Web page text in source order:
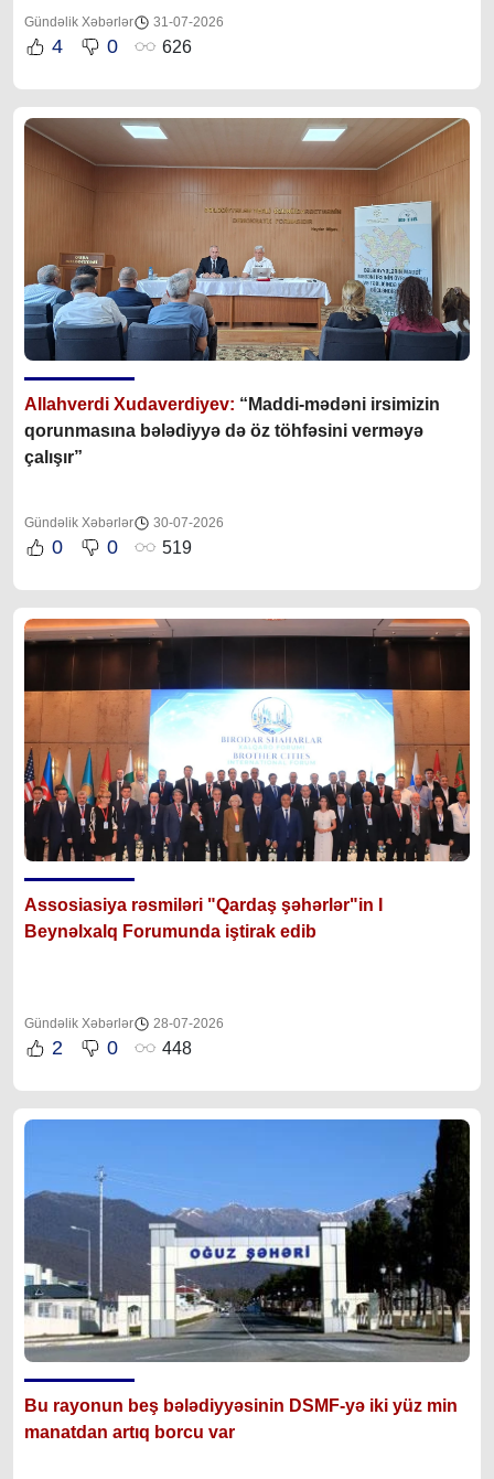
Gündəlik Xəbərlər 31-07-2026
4 0 626
Allahverdi Xudaverdiyev: “Maddi-mədəni irsimizin
qorunmasına bələdiyyə də öz töhfəsini verməyə
çalışır”
Gündəlik Xəbərlər 30-07-2026
0 0 519
Assosiasiya rəsmiləri "Qardaş şəhərlər"in I
Beynəlxalq Forumunda iştirak edib
Gündəlik Xəbərlər 28-07-2026
2 0 448
Bu rayonun beş bələdiyyəsinin DSMF-yə iki yüz min
manatdan artıq borcu var